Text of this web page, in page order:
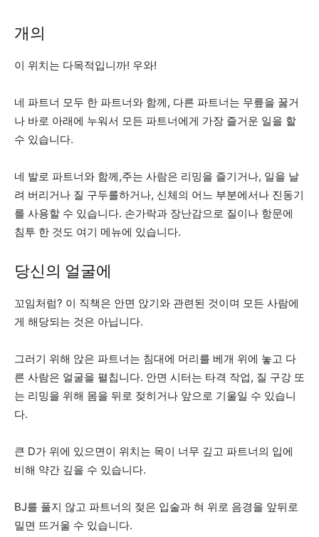
개의
이 위치는 다목적입니까! 우와!
네 파트너 모두 한 파트너와 함께, 다른 파트너는 무릎을 꿇거
나 바로 아래에 누워서 모든 파트너에게 가장 즐거운 일을 할
수 있습니다.
네 발로 파트너와 함께,주는 사람은 리밍을 즐기거나, 일을 날
려 버리거나 질 구두를하거나, 신체의 어느 부분에서나 진동기
를 사용할 수 있습니다. 손가락과 장난감으로 질이나 항문에
침투 한 것도 여기 메뉴에 있습니다.
당신의 얼굴에
꼬임처럼? 이 직책은 안면 앉기와 관련된 것이며 모든 사람에
게 해당되는 것은 아닙니다.
그러기 위해 앉은 파트너는 침대에 머리를 베개 위에 놓고 다
른 사람은 얼굴을 펼칩니다. 안면 시터는 타격 작업, 질 구강 또
는 리밍을 위해 몸을 뒤로 젖히거나 앞으로 기울일 수 있습니
다.
큰 D가 위에 있으면이 위치는 목이 너무 깊고 파트너의 입에
비해 약간 깊을 수 있습니다.
BJ를 풀지 않고 파트너의 젖은 입술과 혀 위로 음경을 앞뒤로
밀면 뜨거울 수 있습니다.